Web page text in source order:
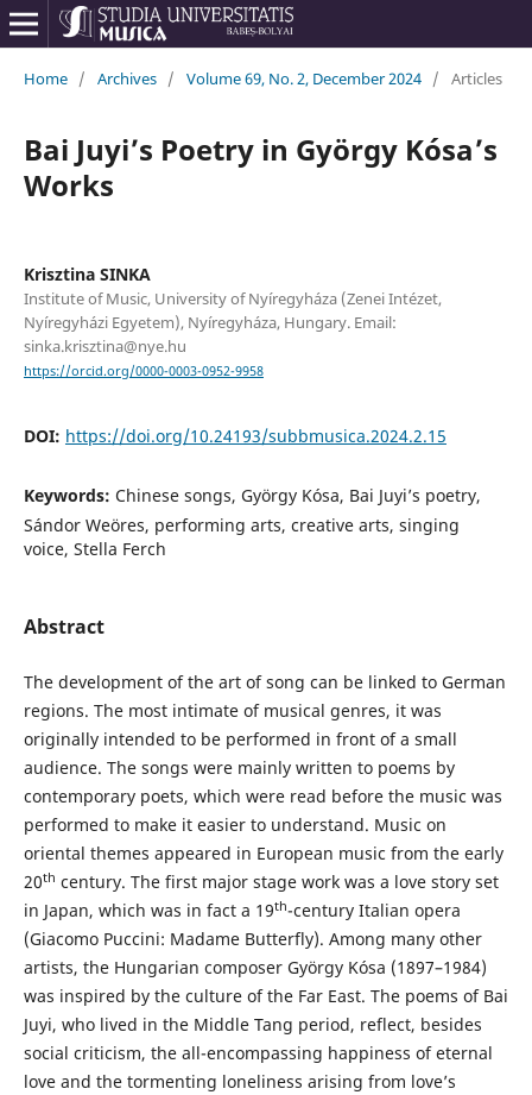
Home / Archives / Volume 69, No. 2, December 2024 / Articles
Bai Juyi’s Poetry in György Kósa’s
Works
Krisztina SINKA
Institute of Music, University of Nyíregyháza (Zenei Intézet,
Nyíregyházi Egyetem), Nyíregyháza, Hungary. Email:
sinka.krisztina@nye.hu
https://orcid.org/0000-0003-0952-9958
DOI: https://doi.org/10.24193/subbmusica.2024.2.15
Keywords: Chinese songs, György Kósa, Bai Juyi’s poetry,
Sándor Weöres, performing arts, creative arts, singing
voice, Stella Ferch
Abstract
The development of the art of song can be linked to German
regions. The most intimate of musical genres, it was
originally intended to be performed in front of a small
audience. The songs were mainly written to poems by
contemporary poets, which were read before the music was
performed to make it easier to understand. Music on
oriental themes appeared in European music from the early
20th century. The first major stage work was a love story set
in Japan, which was in fact a 19th-century Italian opera
(Giacomo Puccini: Madame Butterfly). Among many other
artists, the Hungarian composer György Kósa (1897–1984)
was inspired by the culture of the Far East. The poems of Bai
Juyi, who lived in the Middle Tang period, reflect, besides
social criticism, the all-encompassing happiness of eternal
love and the tormenting loneliness arising from love’s